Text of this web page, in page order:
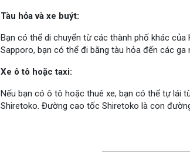
Tàu hỏa và xe buýt:
Bạn có thể di chuyển từ các thành phố khác
Sapporo, bạn có thể đi bằng tàu hỏa đến các
Xe ô tô hoặc taxi:
Nếu bạn có ô tô hoặc thuê xe, bạn có thể tự lái
Shiretoko. Đường cao tốc Shiretoko là con